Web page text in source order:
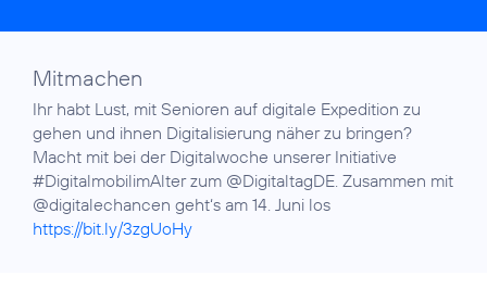
Mitmachen
Ihr habt Lust, mit Senioren auf digitale Expedition zu
gehen und ihnen Digitalisierung näher zu bringen?
Macht mit bei der Digitalwoche unserer Initiative
#DigitalmobilimAlter zum @DigitaltagDE. Zusammen mit
@digitalechancen geht‘s am 14. Juni los
https://bit.ly/3zgUoHy